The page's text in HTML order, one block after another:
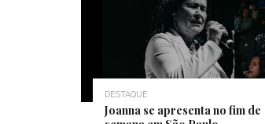
DESTAQUE
Joanna se apresenta no fim de